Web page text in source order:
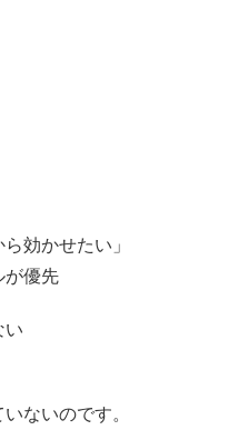
効かせたい」
が優先
い
ないのです。